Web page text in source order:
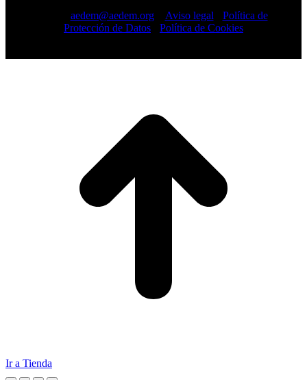
aedem@aedem.org// Aviso legal
Política de
Protección de Datos
Política de Cookies
Ir a Tienda